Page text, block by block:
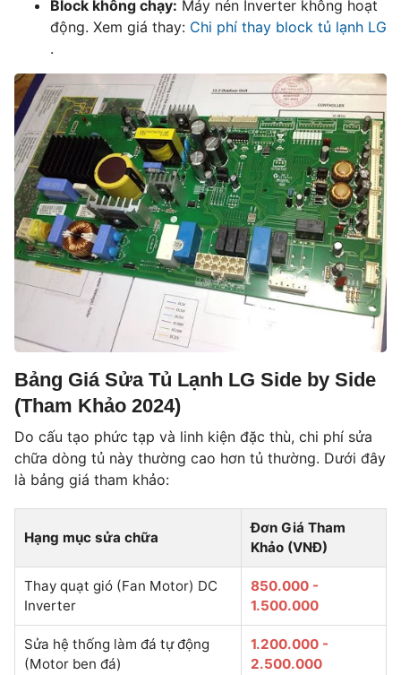
Block không chạy: Máy nén Inverter không hoạt
động. Xem giá thay: Chi phí thay block tủ lạnh LG
.
Bảng Giá Sửa Tủ Lạnh LG Side by Side
(Tham Khảo 2024)
Do cấu tạo phức tạp và linh kiện đặc thù, chi phí sửa
chữa dòng tủ này thường cao hơn tủ thường. Dưới đây
là bảng giá tham khảo:
Hạng mục sửa chữa
Đơn Giá Tham
Khảo (VNĐ)
Thay quạt gió (Fan Motor) DC
Inverter
850.000 -
1.500.000
Sửa hệ thống làm đá tự động
(Motor ben đá)
1.200.000 -
2.500.000